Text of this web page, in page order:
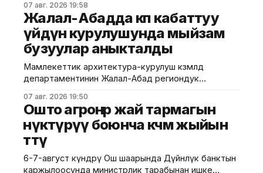
аяктады. Транспорт жана коммуникациялар
министрлигинин маалыматына ылайык, жол куруу
иштери №17 Жол эксплуатациялоо мекемеси
тарабынан белгиленген графикке ылайык,
курулуштун сапат талаптарын сактоо менен
жүргүзүлдү. Аталган жолдун жалпы 12 чакырымына
07 авг. 2026 19:58
Жалал-Абадда көп кабаттуу
үйдүн курулушунда мыйзам
бузуулар аныкталды
Мамлекеттик архитектура-курулуш көзөмөлдөө
департаментинин Жалал-Абад региондук
текшерүү жүргүздү. Бул тууралуу Курулуш
министрлигинин басма сөз кызматы билдирди.
Маалыматка ылайык, текшерүү Байзаков көчөсү, 46
дарегинде курулуп жаткан объектте өткөрүлүп,
техникалык талаптардын бузулганы аныкталды.
Белгиленгендей, курулуш иштери бекитилген
07 авг. 2026 19:50
Ошто агроөнөр жай тармагын
өнүктүрүү боюнча көчмө жыйын
өттү
6-7-август күндөрү Ош шаарында Дүйнөлүк банктын
каржылоосунда министрлик тарабынан ишке